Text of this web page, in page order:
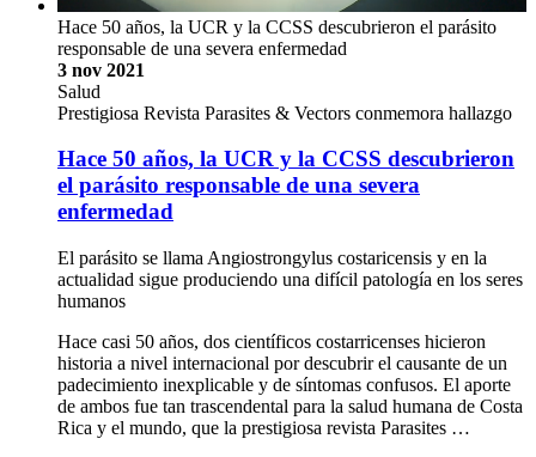
Hace 50 años, la UCR y la CCSS descubrieron el parásito
responsable de una severa enfermedad
3 nov 2021
Salud
Prestigiosa Revista Parasites & Vectors conmemora hallazgo
Hace 50 años, la UCR y la CCSS descubrieron
el parásito responsable de una severa
enfermedad
El parásito se llama Angiostrongylus costaricensis y en la
actualidad sigue produciendo una difícil patología en los seres
humanos
Hace casi 50 años, dos científicos costarricenses hicieron
historia a nivel internacional por descubrir el causante de un
padecimiento inexplicable y de síntomas confusos. El aporte
de ambos fue tan trascendental para la salud humana de Costa
Rica y el mundo, que la prestigiosa revista Parasites …